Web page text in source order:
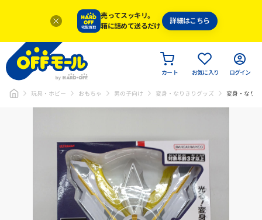
売ってスッキリ。
箱に詰めて送るだけ
詳細はこちら
カート お気に入り ログイン
玩具・ホビー おもちゃ 男の子向け 変身・なりきりグッズ 変身・なり